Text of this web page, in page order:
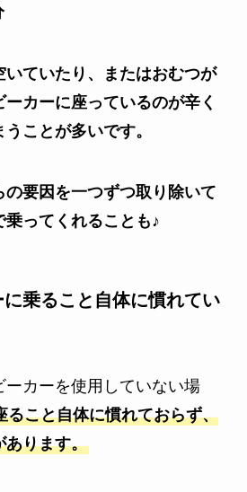
ていたり、またはおむつが
カーに座っているのが辛く
ことが多いです。
の要因を一つずつ取り除いて
ってくれることも♪
乗ること自体に慣れてい
カーを使用していない場
ること自体に慣れておらず、
あります。